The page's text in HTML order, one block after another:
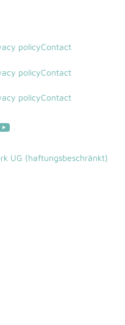
policyContact
policyContact
policyContact
UG (haftungsbeschränkt)